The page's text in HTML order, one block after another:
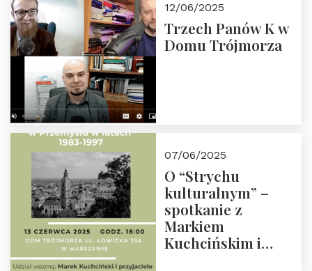
Fundacji
12/06/2025
Trzech Panów K w
Domu Trójmorza
07/06/2025
O “Strychu
kulturalnym” –
spotkanie z
Markiem
Kuchcińskim i